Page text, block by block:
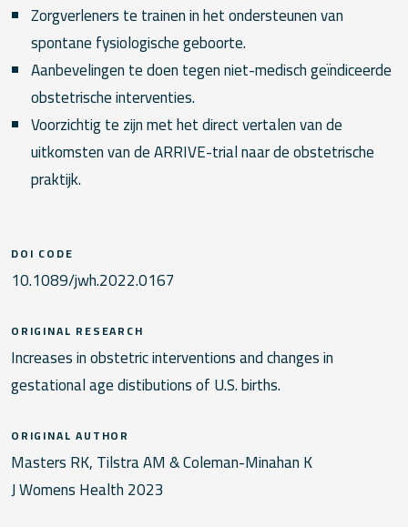
Zorgverleners te trainen in het ondersteunen van
spontane fysiologische geboorte.
Aanbevelingen te doen tegen niet-medisch geïndiceerde
obstetrische interventies.
Voorzichtig te zijn met het direct vertalen van de
uitkomsten van de ARRIVE-trial naar de obstetrische
praktijk.
DOI CODE
10.1089/jwh.2022.0167
ORIGINAL RESEARCH
Increases in obstetric interventions and changes in
gestational age distibutions of U.S. births.
ORIGINAL AUTHOR
Masters RK, Tilstra AM & Coleman-Minahan K
J Womens Health 2023